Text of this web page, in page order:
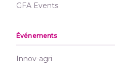
GFA Events
Événements
Innov-agri